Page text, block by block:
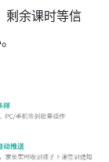
剩余课时等信